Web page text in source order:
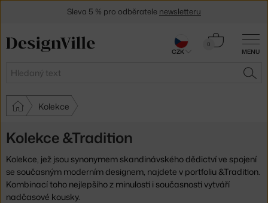
MENU
Hledat
0
Košík
Kolekce
Kolekce &Tradition
Kolekce, jež jsou synonymem skandinávského dědictví ve spojení
se současným moderním designem, najdete v portfoliu &Tradition.
Kombinací toho nejlepšího z minulosti i současnosti vytváří
nadčasové kousky.
Sleva 5 % pro odběratele newsletteru
CZK